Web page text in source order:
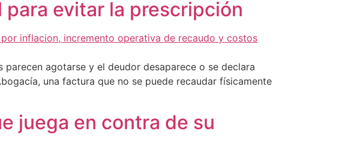
evitar la prescripción
agotarse y el deudor desaparece o se declara
una factura que no se puede recaudar físicamente
juega en contra de su